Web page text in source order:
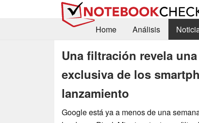
Home
Análisis
Una filtración revela
exclusiva de los
lanzamiento
Google está ya a menos de una